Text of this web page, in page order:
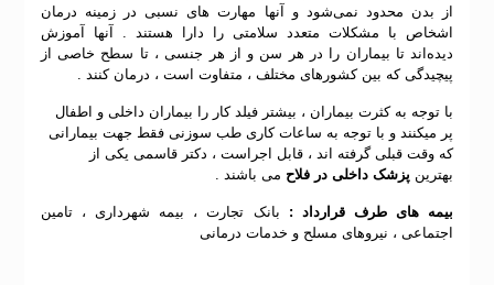
از بدن محدود نمی‌شود و آنها مهارت های نسبی در زمینه درمان
اشخاص با مشکلات متعدد سلامتی را دارا هستند . آنها آموزش
دیده‌اند تا بیماران را در هر سن و از هر جنسی ، تا سطح خاصی از
پیچیدگی که بین کشورهای مختلف ، متفاوت است ، درمان کنند .
با توجه به کثرت بیماران ، بیشتر فیلد کار را بیماران داخلی و اطفال
پر میکنند و با توجه به ساعات کاری طب سوزنی فقط جهت بیمارانی
که وقت قبلی گرفته اند ، قابل اجراست ، دکتر قاسمی یکی از
بهترین پزشک داخلی در فلاح می باشند .
بیمه های طرف قرارداد : بانک تجارت ، بیمه شهرداری ، تامین
اجتماعی ، نیروهای مسلح و خدمات درمانی